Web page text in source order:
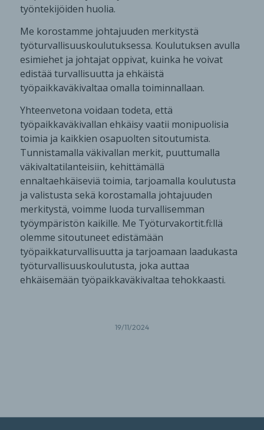
työntekijöiden huolia.
Me korostamme johtajuuden merkitystä
työturvallisuuskoulutuksessa. Koulutuksen avulla
esimiehet ja johtajat oppivat, kuinka he voivat
edistää turvallisuutta ja ehkäistä
työpaikkaväkivaltaa omalla toiminnallaan.
Yhteenvetona voidaan todeta, että
työpaikkaväkivallan ehkäisy vaatii monipuolisia
toimia ja kaikkien osapuolten sitoutumista.
Tunnistamalla väkivallan merkit, puuttumalla
väkivaltatilanteisiin, kehittämällä
ennaltaehkäiseviä toimia, tarjoamalla koulutusta
ja valistusta sekä korostamalla johtajuuden
merkitystä, voimme luoda turvallisemman
työympäristön kaikille. Me Työturvakortit.fi:llä
olemme sitoutuneet edistämään
työpaikkaturvallisuutta ja tarjoamaan laadukasta
työturvallisuuskoulutusta, joka auttaa
ehkäisemään työpaikkaväkivaltaa tehokkaasti.
19/11/2024